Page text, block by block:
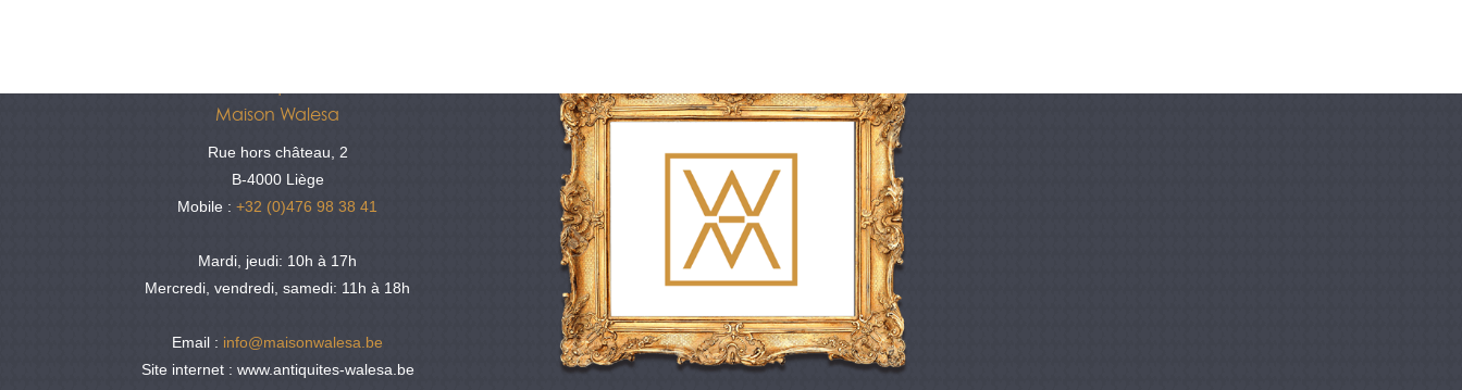
Maison Walesa
Rue hors château, 2
B-4000 Liège
Mobile :+32 (0)476 98 38 41
Mardi, jeudi: 10h à 17h
Mercredi, vendredi, samedi: 11h à 18h
Email : info@maisonwalesa.be
Site internet : www.antiquites-walesa.be